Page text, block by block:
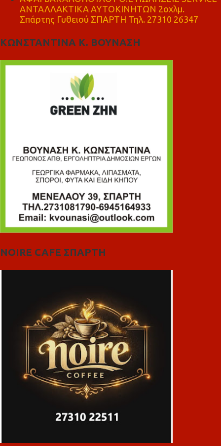
ΑΝΤΑΛΛΑΚΤΙΚΑ ΑΥΤΟΚΙΝΗΤΩΝ 2οχλμ.
Σπάρτης Γυθειού ΣΠΑΡΤΗ Τηλ. 27310 26347
ΚΩΝΣΤΑΝΤΙΝΑ Κ. ΒΟΥΝΑΣΗ
NOIRE CAFE ΣΠΑΡΤΗ